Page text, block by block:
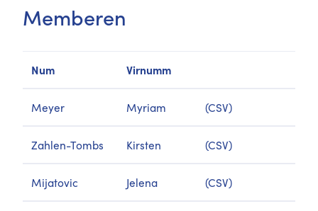
Memberen
Num Virnumm
Meyer Myriam (CSV)
Zahlen-Tombs Kirsten (CSV)
Mijatovic Jelena (CSV)